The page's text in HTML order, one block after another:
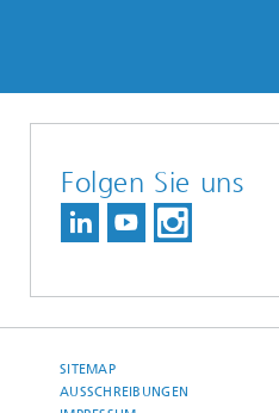
Folgen Sie uns
SITEMAP
AUSSCHREIBUNGEN